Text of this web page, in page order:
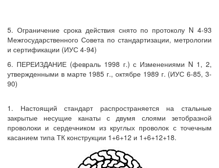
5. Ограничение срока действия снято по протоколу N 4-93
Межгосударственного Совета по стандартизации, метрологии
и сертификации (ИУС 4-94)
6. ПЕРЕИЗДАНИЕ (февраль 1998 г.) с Изменениями N 1, 2,
утвержденными в марте 1985 г., октябре 1989 г. (ИУС 6-85, 3-
90)
1. Настоящий стандарт распространяется на стальные
закрытые несущие канаты с двумя слоями зетобразной
проволоки и сердечником из круглых проволок с точечным
касанием типа ТК конструкции 1+6+12 и 1+6+12+18.